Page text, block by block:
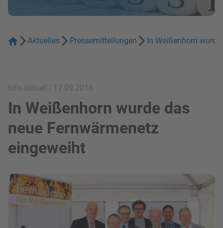
Aktuelles Pressemitteilungen In Weißenhorn
bifa-aktuell | 17.09.2018
In Weißenhorn wurde das
neue Fernwärmenetz
eingeweiht
Bild in Lightbox zeigen